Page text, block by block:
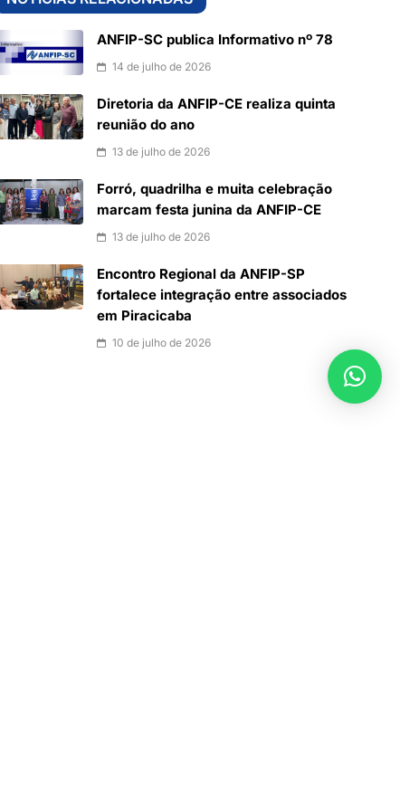
ANFIP-SC publica Informativo nº 78
14 de julho de 2026
Diretoria da ANFIP-CE realiza quinta
reunião do ano
13 de julho de 2026
Forró, quadrilha e muita celebração
marcam festa junina da ANFIP-CE
13 de julho de 2026
Encontro Regional da ANFIP-SP
fortalece integração entre associados
em Piracicaba
10 de julho de 2026